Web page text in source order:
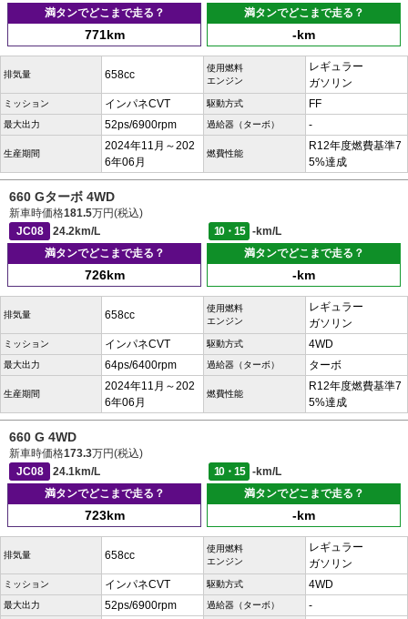
満タンでどこまで走る？
771km
満タンでどこまで走る？
-km
排気量 658cc
使用燃料
エンジン
レギュラー
ガソリン
ミッション インパネCVT 駆動方式 FF
最大出力 52ps/6900rpm 過給器（ターボ） -
生産期間
2024年11月～202
6年06月
燃費性能
R12年度燃費基準7
5%達成
660 Gターボ 4WD
新車時価格181.5万円(税込)
JC08
24.2km/L 10・15
-km/L
満タンでどこまで走る？
726km
満タンでどこまで走る？
-km
排気量 658cc
使用燃料
エンジン
レギュラー
ガソリン
ミッション インパネCVT 駆動方式 4WD
最大出力 64ps/6400rpm 過給器（ターボ） ターボ
生産期間
2024年11月～202
6年06月
燃費性能
R12年度燃費基準7
5%達成
660 G 4WD
新車時価格173.3万円(税込)
JC08
24.1km/L 10・15
-km/L
満タンでどこまで走る？
723km
満タンでどこまで走る？
-km
排気量 658cc
使用燃料
エンジン
レギュラー
ガソリン
ミッション インパネCVT 駆動方式 4WD
最大出力 52ps/6900rpm 過給器（ターボ） -